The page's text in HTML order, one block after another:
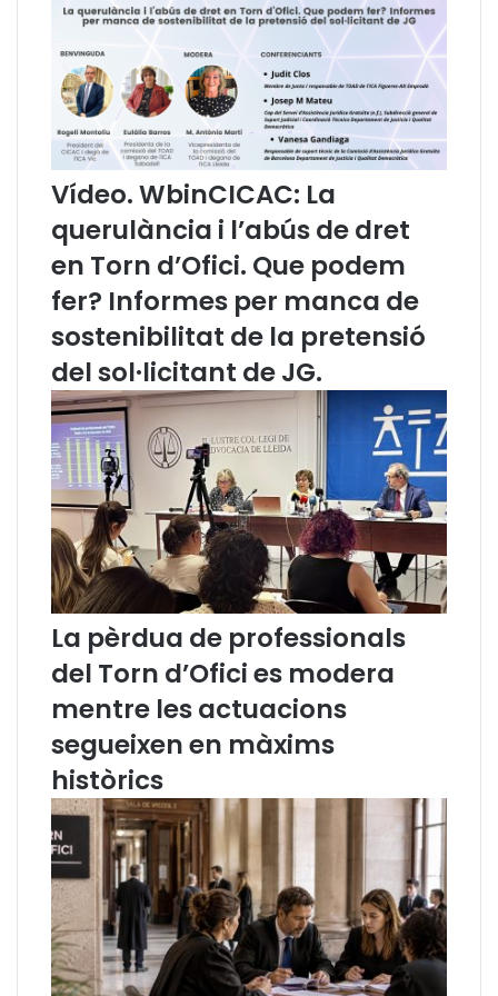
r
n
g
e
i
a
e
n
i
t
e
n
c
i
a
i
Vídeo. WbinCICAC: La
querulància i l’abús de dret
en Torn d’Ofici. Que podem
fer? Informes per manca de
sostenibilitat de la pretensió
del sol·licitant de JG.
La pèrdua de professionals
del Torn d’Ofici es modera
mentre les actuacions
segueixen en màxims
històrics